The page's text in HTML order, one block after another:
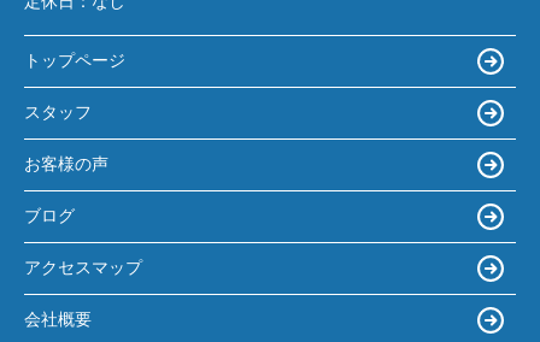
トップページ
スタッフ
お客様の声
ブログ
アクセスマップ
会社概要